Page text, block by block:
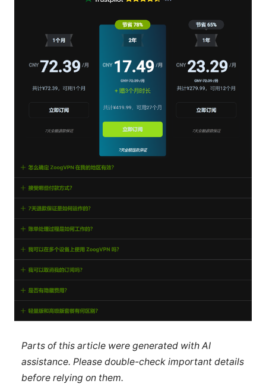
Parts of this article were generated with AI
assistance. Please double-check important details
before relying on them.